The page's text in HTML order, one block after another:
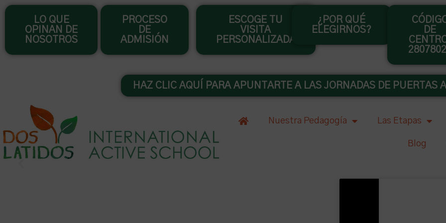
contenido
LO QUE
OPINAN DE
NOSOTROS
PROCESO
DE
ADMISIÓN
ESCOGE TU
VISITA
PERSONALIZADA
¿POR QUÉ
ELEGIRNOS?
DE
HAZ CLIC AQUÍ PARA APUNTARTE A LAS JORNADAS DE PUERTAS
Nuestra Pedagogía Las Etapas
Blog
Educación reglada, autorizada por la Comunidad de